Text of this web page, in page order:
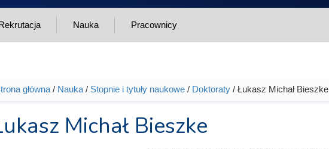
Nauka Pracownicy
tutaj
główna/ Nauka/ Stopnie i tytuły naukowe/ Doktoraty/ Łukasz Michał Bieszke
Michał Bieszke